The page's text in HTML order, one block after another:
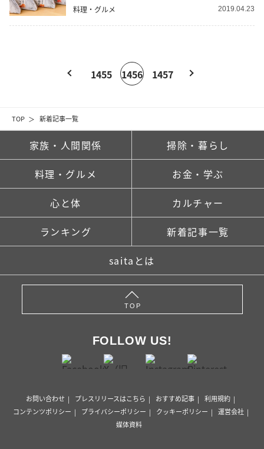
TOP 新着記事一覧
料理・グルメ 2019.04.23
1455 1456 1457
家族・人間関係 掃除・暮らし
料理・グルメ お金・学ぶ
心と体 カルチャー
ランキング 新着記事一覧
saitaとは
TOP
FOLLOW US!
お問い合わせ プレスリリースはこちら おすすめ記事
利用規約
コンテンツポリシー
プライバシーポリシー クッキーポリシー
運営会社
媒体資料